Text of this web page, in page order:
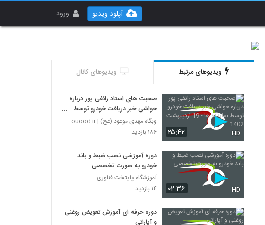
ورود آپلود ویدیو
ویدیوهای مرتبط ویدیوهای کانال
۲۵:۴۲ HD
صحبت های استاد رائفی پور درباره
حواشی خبر دریافت خودرو توسط
نماینده ها - 19 اردیبهشت 1402
وبگاه مهدی موعود (عج) | mahdimouood.ir
۱۸۶ بازدید
۰۲:۳۶ HD
دوره آموزشی نصب ضبط و باند
خودرو به صورت تخصصی
آموزشگاه پایتخت فناوری
۱۴ بازدید
دوره حرفه ای آموزش تعویض روغنی
و آپاراتی